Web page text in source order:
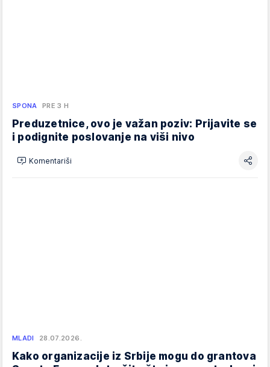
SPONA PRE 3 H
Preduzetnice, ovo je važan poziv: Prijavite se
i podignite poslovanje na viši nivo
Komentariši
MLADI 28.07.2026.
Kako organizacije iz Srbije mogu do grantova